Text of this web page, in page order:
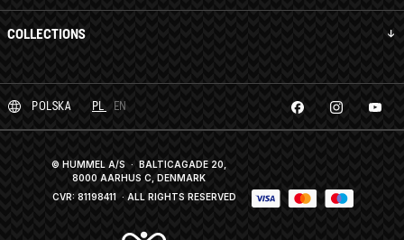
COLLECTIONS
POLSKA PL EN
© HUMMEL A/S · BALTICAGADE 20,
8000 AARHUS C, DENMARK
CVR: 81198411 · ALL RIGHTS RESERVED